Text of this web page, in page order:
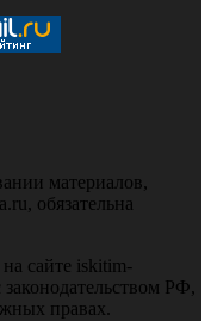
материалов,
обязательна
сайте iskitim-
законодательством РФ,
правах.